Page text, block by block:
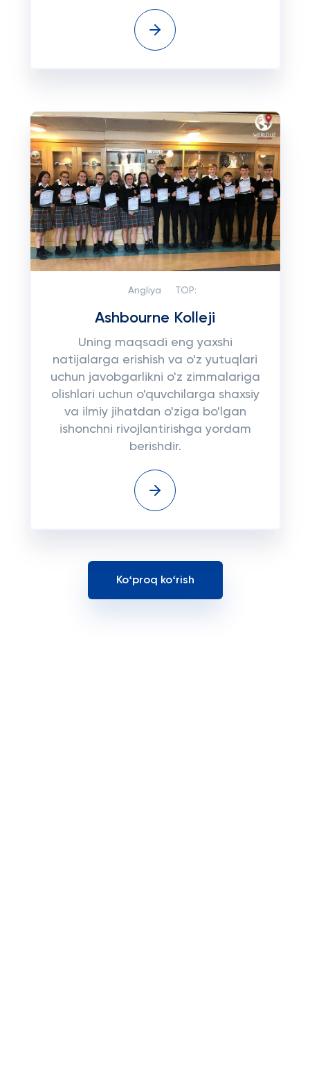
Angliya TOP:
Ashbourne Kolleji
Uning maqsadi eng yaxshi
natijalarga erishish va o'z yutuqlari
uchun javobgarlikni o'z zimmalariga
olishlari uchun o'quvchilarga shaxsiy
va ilmiy jihatdan o'ziga bo'lgan
ishonchni rivojlantirishga yordam
berishdir.
Koʻproq koʻrish